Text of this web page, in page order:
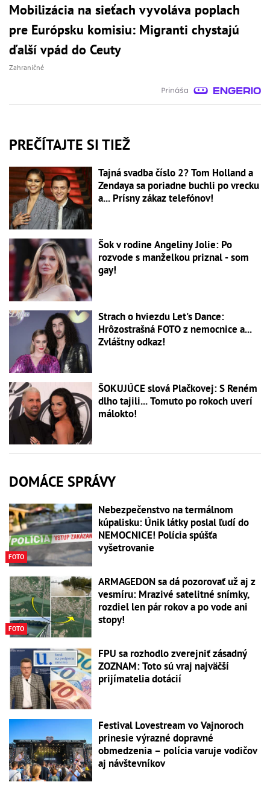
Mobilizácia na sieťach vyvoláva poplach
pre Európsku komisiu: Migranti chystajú
ďalší vpád do Ceuty
Zahraničné
PREČÍTAJTE SI TIEŽ
Tajná svadba číslo 2? Tom Holland a
Zendaya sa poriadne buchli po vrecku
a... Prísny zákaz telefónov!
Šok v rodine Angeliny Jolie: Po
rozvode s manželkou priznal - som
gay!
Strach o hviezdu Let's Dance:
Hrôzostrašná FOTO z nemocnice a...
Zvláštny odkaz!
ŠOKUJÚCE slová Plačkovej: S Reném
dlho tajili... Tomuto po rokoch uverí
málokto!
DOMÁCE SPRÁVY
FOTO
Nebezpečenstvo na termálnom
kúpalisku: Únik látky poslal ľudí do
NEMOCNICE! Polícia spúšťa
vyšetrovanie
FOTO
ARMAGEDON sa dá pozorovať už aj z
vesmíru: Mrazivé satelitné snímky,
rozdiel len pár rokov a po vode ani
stopy!
FPU sa rozhodlo zverejniť zásadný
ZOZNAM: Toto sú vraj najväčší
prijímatelia dotácií
Festival Lovestream vo Vajnoroch
prinesie výrazné dopravné
obmedzenia – polícia varuje vodičov
aj návštevníkov